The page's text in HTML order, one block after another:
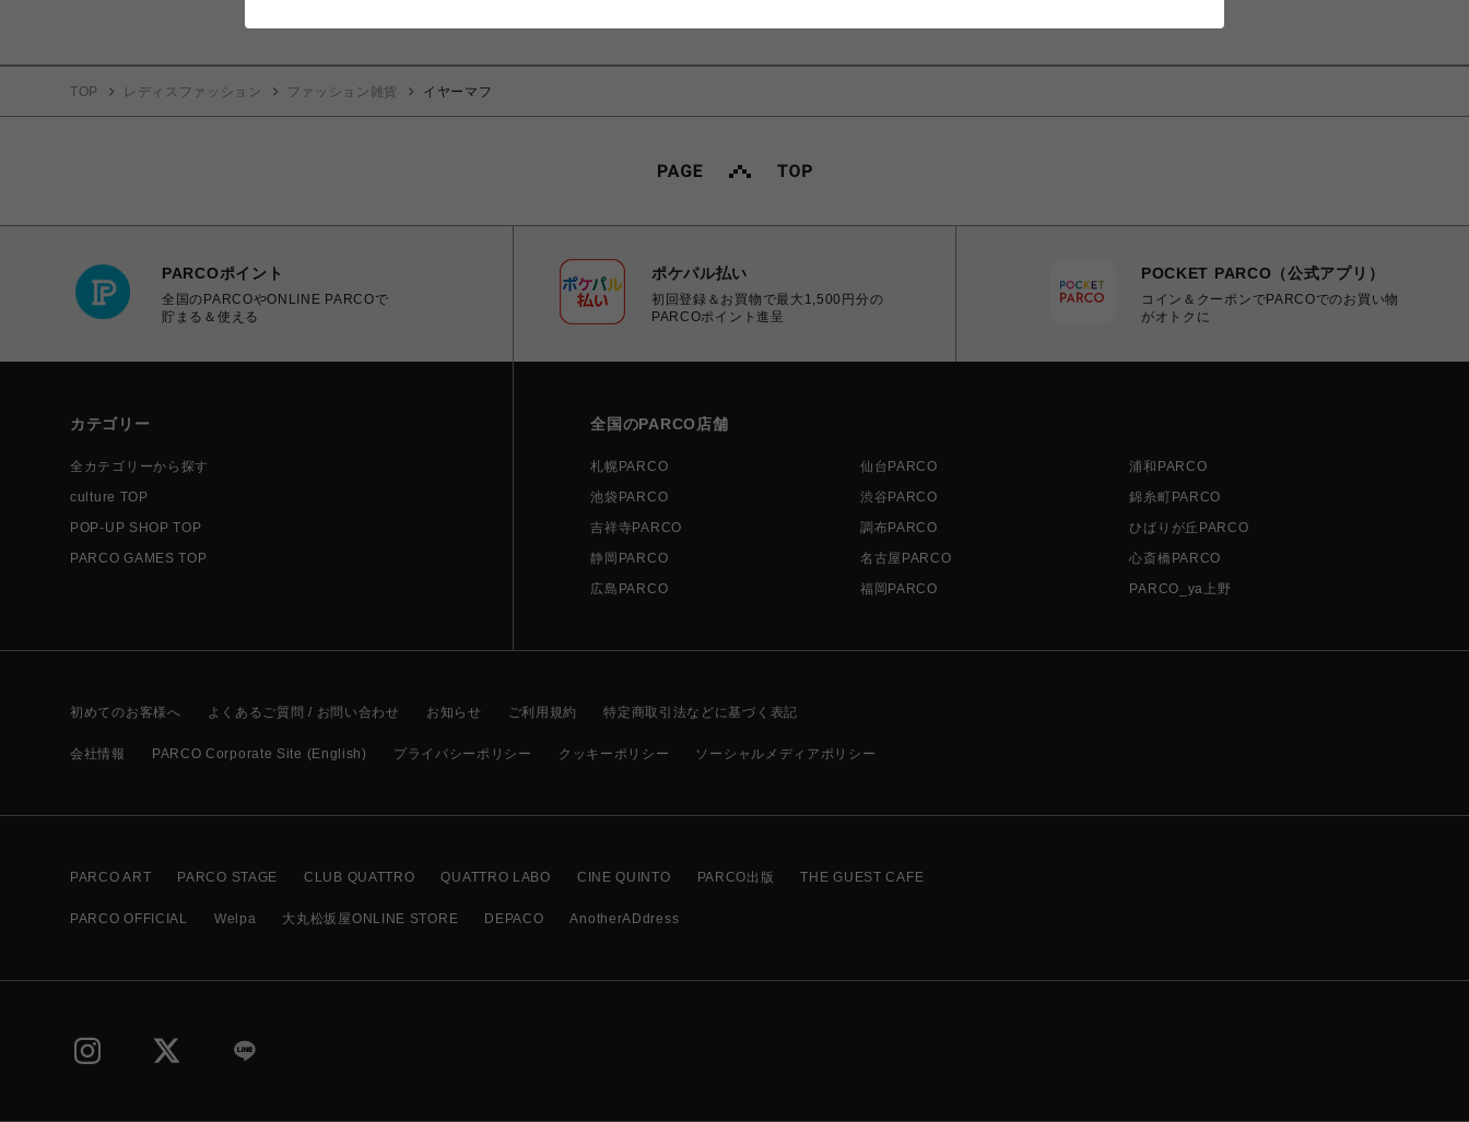
TOP レディスファッション ファッション雑貨 イヤーマフ
PARCOポイント
全国のPARCOやONLINE PARCOで
貯まる＆使える
ポケパル払い
初回登録＆お買物で最大1,500円分の
PARCOポイント進呈
POCKET PARCO（公式アプリ）
コイン＆クーポンでPARCOでのお買い物
がオトクに
カテゴリー
全カテゴリーから探す
culture TOP
POP-UP SHOP TOP
PARCO GAMES TOP
全国のPARCO店舗
札幌PARCO 仙台PARCO
浦和PARCO
池袋PARCO
渋谷PARCO
錦糸町PARCO
吉祥寺PARCO
調布PARCO
ひばりが丘PARCO
静岡PARCO
名古屋PARCO
心斎橋PARCO
広島PARCO
福岡PARCO PARCO_ya上野
初めてのお客様へ よくあるご質問 / お問い合わせ お知らせ ご利用規約 特定商取引法などに基づく表記
会社情報 PARCO Corporate Site (English) プライバシーポリシー クッキーポリシー ソーシャルメディアポリシー
PARCO ART PARCO STAGE CLUB QUATTRO QUATTRO LABO CINE QUINTO PARCO出版 THE GUEST CAFE
PARCO OFFICIAL Welpa 大丸松坂屋ONLINE STORE DEPACO AnotherADdress